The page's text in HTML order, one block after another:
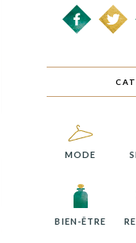
MODE
BIEN-ÊTRE